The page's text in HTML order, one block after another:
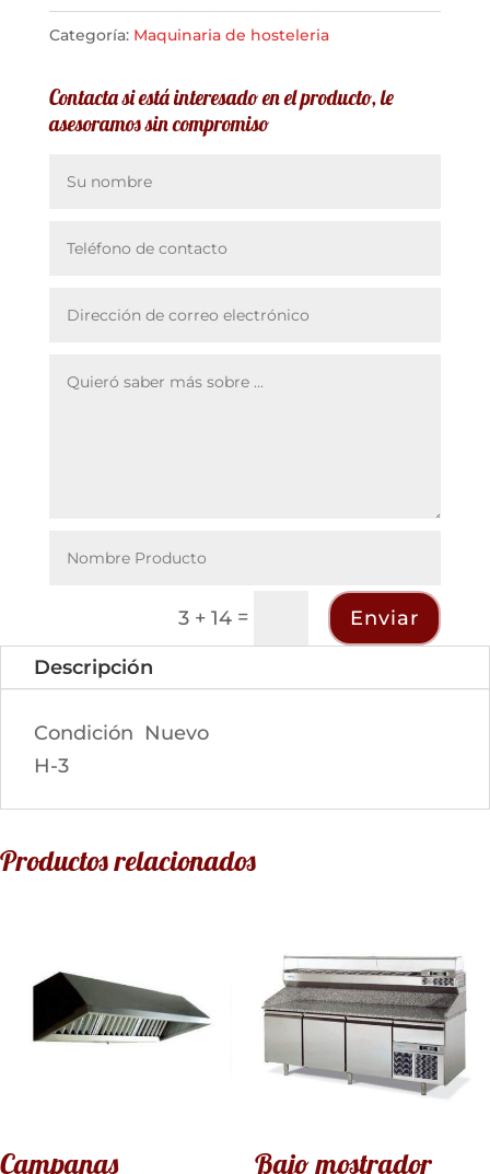
Categoría: Maquinaria de hosteleria
Contacta si está interesado en el producto, le
asesoramos sin compromiso
3 + 14 = Enviar
Descripción
Condición Nuevo
H-3
Productos relacionados
Campanas Bajo mostrador